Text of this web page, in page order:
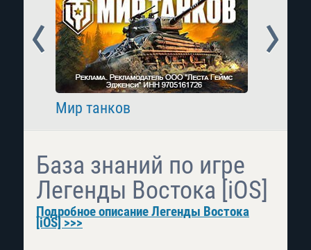
Мир танков
Prev
База знаний по игре
Легенды Востока [iOS]
Подробное описание Легенды Востока
[iOS] >>>